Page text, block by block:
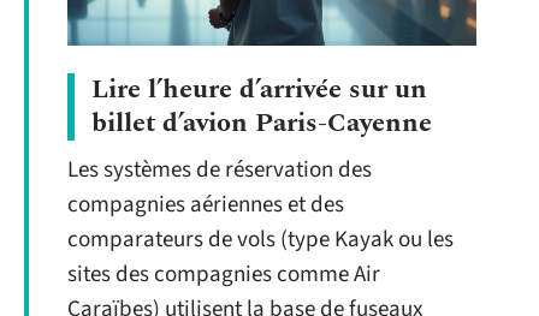
Lire l’heure d’arrivée sur un
billet d’avion Paris-Cayenne
Les systèmes de réservation des
compagnies aériennes et des
comparateurs de vols (type Kayak ou les
sites des compagnies comme Air
Caraïbes) utilisent la base de fuseaux